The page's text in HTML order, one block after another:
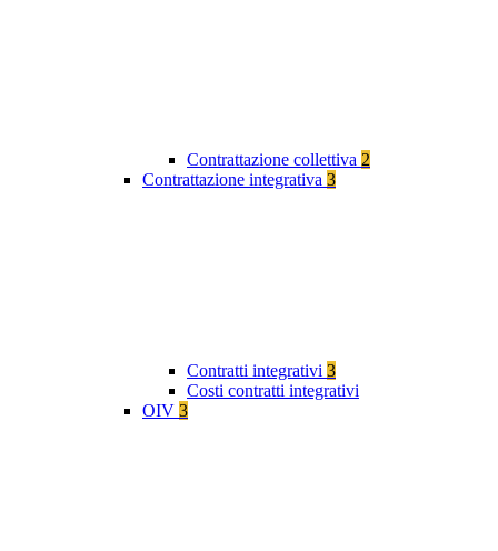
Contrattazione collettiva 2
Contrattazione integrativa 3
Contratti integrativi 3
Costi contratti integrativi
OIV 3